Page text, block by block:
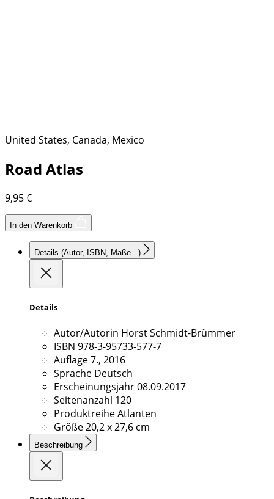
United States, Canada, Mexico
Road Atlas
9,95€
In den Warenkorb
Details (Autor, ISBN, Maße...)
Details
Autor/Autorin Horst Schmidt-Brümmer
ISBN 978-3-95733-577-7
Auflage7., 2016
Sprache Deutsch
Erscheinungsjahr08.09.2017
Seitenanzahl 120
ProduktreiheAtlanten
Größe20,2 x 27,6 cm
Beschreibung